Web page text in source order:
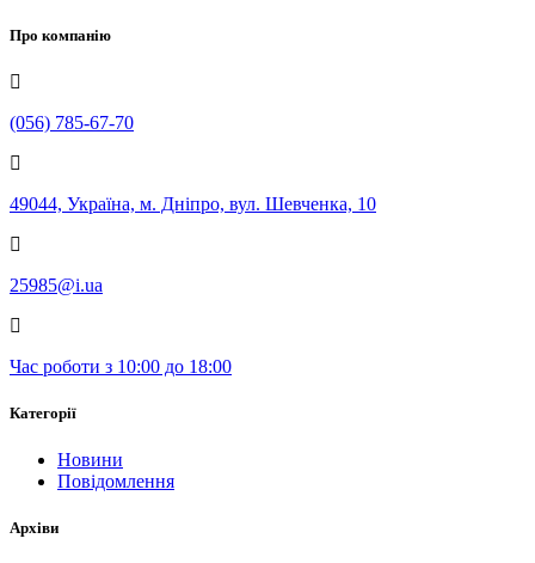
Про компанію
(056) 785-67-70
49044, Україна, м. Дніпро, вул. Шевченка, 10
25985@i.ua
Час роботи з 10:00 до 18:00
Категорії
Новини
Повідомлення
Архіви